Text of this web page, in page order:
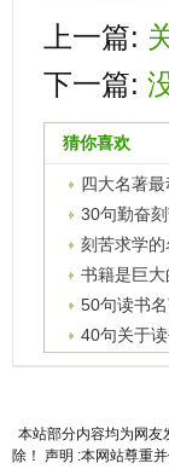
上一篇:
下一篇:
猜你喜欢
四大名著
一句？
30句勤奋
刻苦求学
书籍是巨
50句读书
40句关于
本站部分内容均为网友
除！ 声明 :本网站尊重